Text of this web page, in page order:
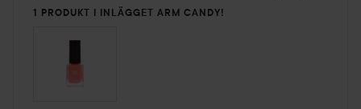
1 PRODUKT I INLÄGGET ARM CANDY!